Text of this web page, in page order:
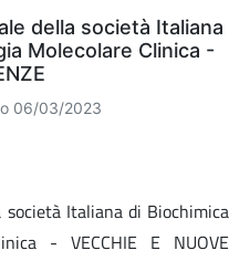
della società Italiana
Molecolare Clinica -
06/03/2023
società Italiana di Biochimica
- VECCHIE E NUOVE